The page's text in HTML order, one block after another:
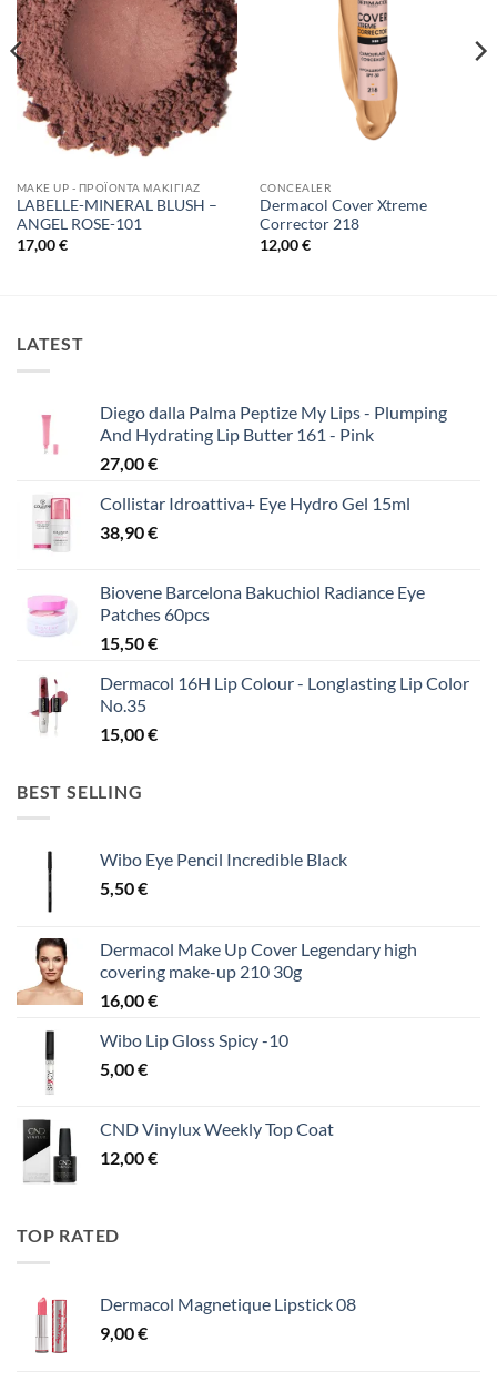
MAKE UP - ΠΡΟΪΌΝΤΑ ΜΑΚΙΓΙΆΖ
LABELLE-MINERAL BLUSH –
ANGEL ROSE-101
17,00€
CONCEALER
Dermacol Cover Xtreme
Corrector 218
12,00€
LATEST
Diego dalla Palma Peptize My Lips - Plumping
And Hydrating Lip Butter 161 - Pink
27,00€
Collistar Idroattiva+ Eye Hydro Gel 15ml
38,90€
Biovene Barcelona Bakuchiol Radiance Eye
Patches 60pcs
15,50€
Dermacol 16H Lip Colour - Longlasting Lip Color
No.35
15,00€
BEST SELLING
Wibo Eye Pencil Incredible Black
5,50€
Dermacol Make Up Cover Legendary high
covering make-up 210 30g
16,00€
Wibo Lip Gloss Spicy -10
5,00€
CND Vinylux Weekly Top Coat
12,00€
TOP RATED
Dermacol Magnetique Lipstick 08
9,00€